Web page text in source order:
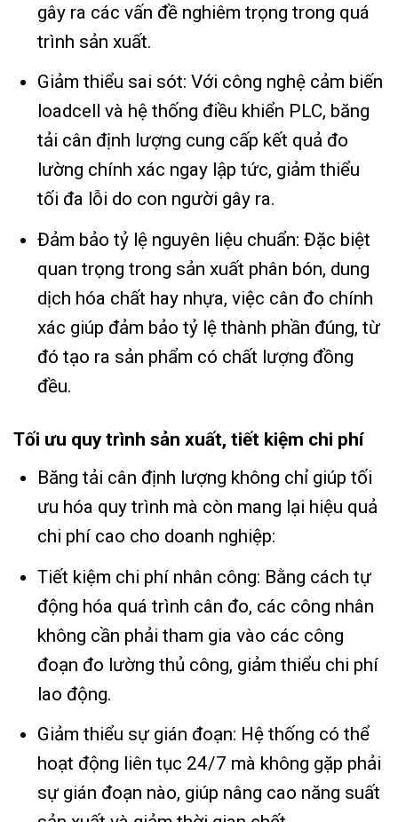
gây ra các vấn đề nghiêm trọng trong quá
trình sản xuất.
Giảm thiểu sai sót: Với công nghệ cảm biến
loadcell và hệ thống điều khiển PLC, băng
tải cân định lượng cung cấp kết quả đo
lường chính xác ngay lập tức, giảm thiểu
tối đa lỗi do con người gây ra.
Đảm bảo tỷ lệ nguyên liệu chuẩn: Đặc biệt
quan trọng trong sản xuất phân bón, dung
dịch hóa chất hay nhựa, việc cân đo chính
xác giúp đảm bảo tỷ lệ thành phần đúng, từ
đó tạo ra sản phẩm có chất lượng đồng
đều.
Tối ưu quy trình sản xuất, tiết kiệm chi phí
Băng tải cân định lượng không chỉ giúp tối
ưu hóa quy trình mà còn mang lại hiệu quả
chi phí cao cho doanh nghiệp:
Tiết kiệm chi phí nhân công: Bằng cách tự
động hóa quá trình cân đo, các công nhân
không cần phải tham gia vào các công
đoạn đo lường thủ công, giảm thiểu chi phí
lao động.
Giảm thiểu sự gián đoạn: Hệ thống có thể
hoạt động liên tục 24/7 mà không gặp phải
sự gián đoạn nào, giúp nâng cao năng suất